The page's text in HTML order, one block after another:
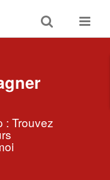
Toggle
search
Toggle
: Trouvez